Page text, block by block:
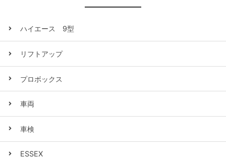
ハイエース 9型
リフトアップ
プロボックス
車両
車検
ESSEX